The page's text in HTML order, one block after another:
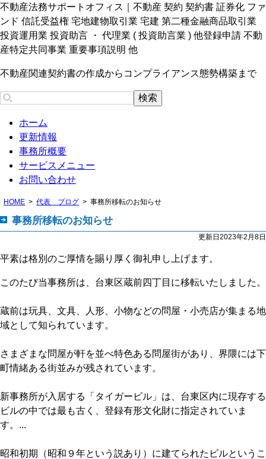
不動産法務サポートオフィス｜不動産 契約 契約書 証券化 ファ
ンド 信託受益権 宅地建物取引業 宅建 第二種金融商品取引業
投資運用業 投資助言 ・ 代理業 ( 投資助言業 ) 他登録申請 不動
産特定共同事業 重要事項説明 他
不動産関連契約書の作成からコンプライアンス態勢構築まで
ホーム
更新情報
事務所概要
サービスメニュー
お問い合わせ
HOME 代表 ブログ 事務所移転のお知らせ
事務所移転のお知らせ
更新日2023年2月8日
平素は格別のご厚情を賜り厚く御礼申し上げます。
このたび当事務所は、台東区蔵前四丁目に移転いたしました。
蔵前は玩具、文具、人形、小物などの問屋・小売店が集まる地
域として知られています。
さまざまな問屋が軒を並べ特色ある問屋街があり、界隈には下
町情緒ある街並みが残されています。
新事務所が入居する「タイガービル」は、台東区内に現存する
ビルの中では最も古く、登録有形文化財に指定されていま
す。 ...
昭和初期（昭和９年という説あり）に建てられたビルというこ